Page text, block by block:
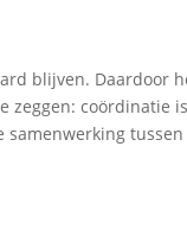
blijven. Daardoor
coördinatie